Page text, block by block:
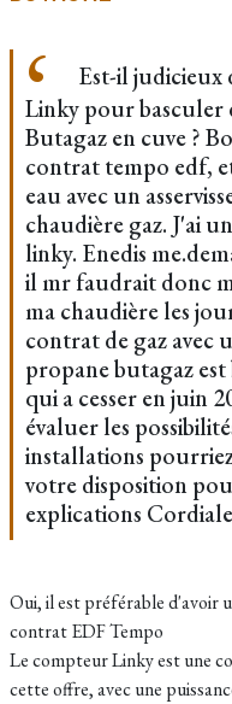
Est-il
Linky pour basculer
Butagaz en cuve ?
contrat tempo edf,
eau avec un
chaudière gaz. J'ai
linky. Enedis
il mr faudrait donc
ma chaudière les
contrat de gaz avec
propane butagaz
qui a cesser en juin
évaluer les
installations
votre disposition
explications
Oui, il est préférable d'avoir
contrat EDF Tempo
Le compteur Linky est une
cette offre, avec une